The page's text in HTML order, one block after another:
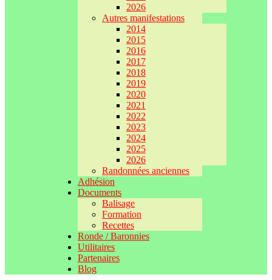
2026
Autres manifestations
2014
2015
2016
2017
2018
2019
2020
2021
2022
2023
2024
2025
2026
Randonnées anciennes
Adhésion
Documents
Balisage
Formation
Recettes
Ronde / Baronnies
Utilitaires
Partenaires
Blog